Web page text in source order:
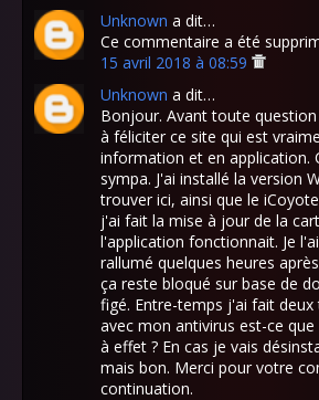
Unknown a dit…
Ce commentaire a été
15 avril 2018 à 08:59
Unknown a dit…
Bonjour. Avant toute
à féliciter ce site qui est
information et en application.
sympa. J'ai installé la version
trouver ici, ainsi que le
j'ai fait la mise à jour de la
l'application fonctionnait. Je
rallumé quelques heures
ça reste bloqué sur base de
figé. Entre-temps j'ai fait
avec mon antivirus est-ce
à effet ? En cas je vais
mais bon. Merci pour votre
continuation.